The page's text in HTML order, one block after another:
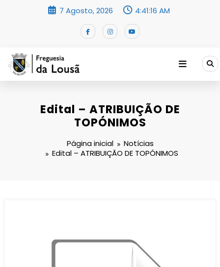
7 Agosto, 2026 4:41:16 AM
Edital – ATRIBUIÇÃO DE
TOPÓNIMOS
Página inicial
Notícias
Edital – ATRIBUIÇÃO DE TOPÓNIMOS